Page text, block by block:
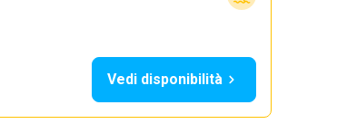
Vedi disponibilità